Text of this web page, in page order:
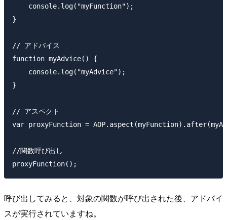
    console.log("myFunction");
}
// アドバイス
function myAdvice() {
    console.log("myAdvice");
}
// アスペクト
var proxyFunction =
//関数呼び出し
呼び出してみると、対象の関数が呼び出された後、アドバイ
スが実行されていますね。